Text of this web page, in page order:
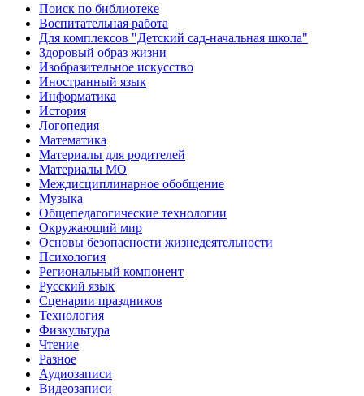
Поиск по библиотеке
Воспитательная работа
Для комплексов "Детский сад-начальная школа"
Здоровый образ жизни
Изобразительное искусство
Иностранный язык
Информатика
История
Логопедия
Математика
Материалы для родителей
Материалы МО
Междисциплинарное обобщение
Музыка
Общепедагогические технологии
Окружающий мир
Основы безопасности жизнедеятельности
Психология
Региональный компонент
Русский язык
Сценарии праздников
Технология
Физкультура
Чтение
Разное
Аудиозаписи
Видеозаписи